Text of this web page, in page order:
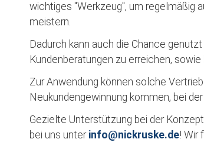
wichtiges "Werkzeug", um regelmäßig
meistern.
Dadurch kann auch die Chance
Kundenberatungen zu erreichen,
Zur Anwendung können solche
Neukundengewinnung kommen, bei
Gezielte Unterstützung bei der
bei uns unter info@nickruske.de! Wir